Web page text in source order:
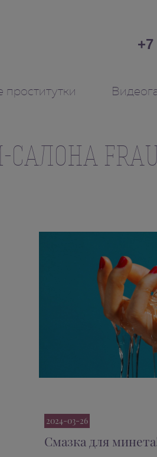
+7
проститутки
2024-03-26
Смазка для